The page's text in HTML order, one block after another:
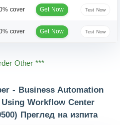
cover Get Now Test Now
cover Get Now Test Now
Other ***
Other ***
Other ***
- Business Automation
Workflow Center
Преглед на изпита